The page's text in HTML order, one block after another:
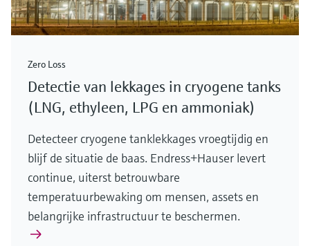
Zero Loss
Detectie van lekkages in cryogene tanks
(LNG, ethyleen, LPG en ammoniak)
Detecteer cryogene tanklekkages vroegtijdig en
blijf de situatie de baas. Endress+Hauser levert
continue, uiterst betrouwbare
temperatuurbewaking om mensen, assets en
belangrijke infrastructuur te beschermen.